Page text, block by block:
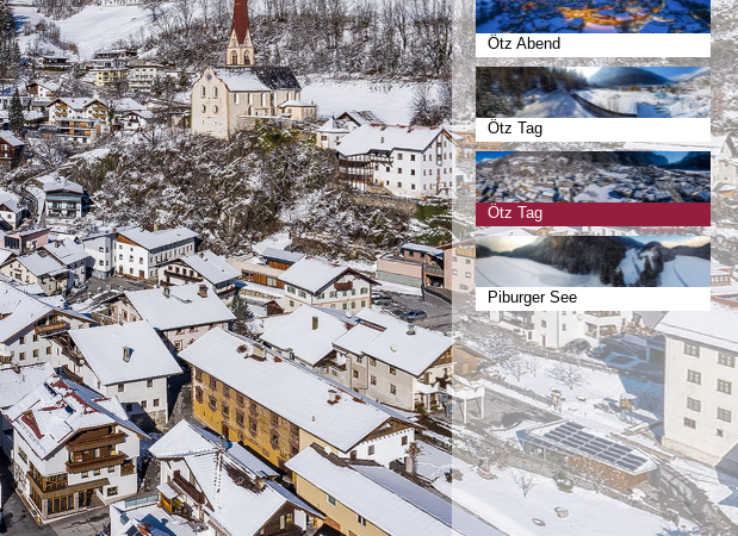
Ötz Abend
Ötz Tag
Ötz Tag
Piburger See